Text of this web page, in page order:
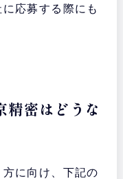
応募する際にも
精密はどうな
に向け、下記の